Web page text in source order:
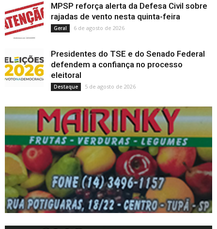
MPSP reforça alerta da Defesa Civil sobre
rajadas de vento nesta quinta-feira
Geral 6 de agosto de 2026
Presidentes do TSE e do Senado Federal
defendem a confiança no processo
eleitoral
Destaque 5 de agosto de 2026